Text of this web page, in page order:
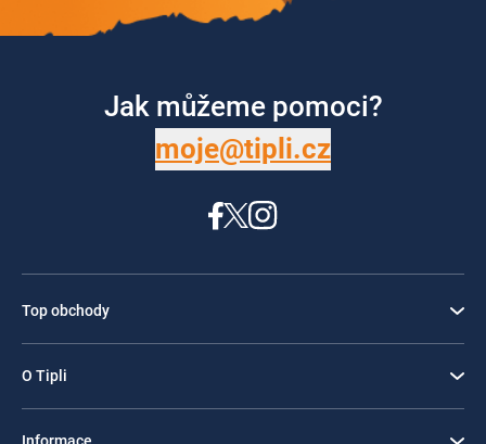
Jak můžeme pomoci?
moje@tipli.cz
Top obchody
O Tipli